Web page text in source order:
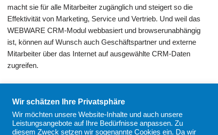
macht sie für alle Mitarbeiter zugänglich und steigert so die
Effektivität von Marketing, Service und Vertrieb. Und weil das
WEBWARE CRM-Modul webbasiert und browserunabhängig
ist, können auf Wunsch auch Geschäftspartner und externe
Mitarbeiter über das Internet auf ausgewählte CRM-Daten
zugreifen.
Aufgabenmanagement
Exchange Server Anbindung
Wir schätzen Ihre Privatsphäre
Wir möchten unsere Website-Inhalte und auch unsere
Leistungsangebote auf Ihre Bedürfnisse anpassen. Zu
diesem Zweck setzen wir sogenannte Cookies ein. Da wir